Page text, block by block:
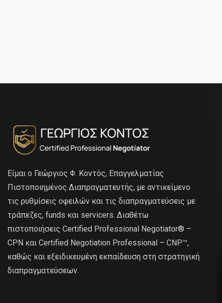
Είμαι ο Γεώργιος Φ. Κοντός, Επαγγελματίας
Πιστοποιημένος Διαπραγματευτής, με αντικείμενο
τις ρυθμίσεις οφειλών και τις διαπραγματεύσεις με
τράπεζες, funds και servicers. Διαθέτω
πιστοποιήσεις Certified Professional Negotiator® –
CPN και Certified Negotiation Professional – CNP™,
καθώς και εξειδικευμένη εκπαίδευση στη στρατηγική
διαπραγματεύσεων.